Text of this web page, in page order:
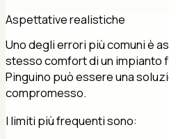
Aspettative realistiche
Uno degli errori più comuni è
stesso comfort di un impianto
Pinguino può essere una
compromesso.
I limiti più frequenti sono: